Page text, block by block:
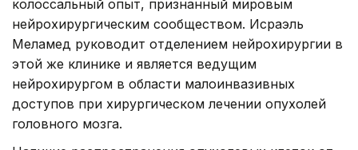
колоссальный опыт, признанный мировым
нейрохирургическим сообществом. Исраэль
Меламед руководит отделением нейрохирургии в
этой же клинике и является ведущим
нейрохирургом в области малоинвазивных
доступов при хирургическом лечении опухолей
головного мозга.